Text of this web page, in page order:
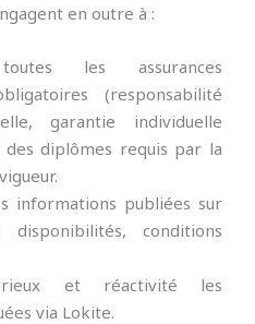
en outre à :
les assurances
(responsabilité
garantie individuelle
diplômes requis par la
informations publiées sur
conditions
et réactivité les
via Lokite.